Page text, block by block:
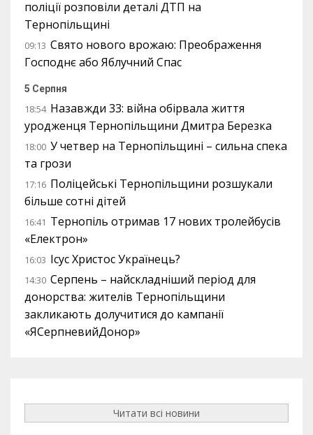
поліції розповіли деталі ДТП на
Тернопільщині
09:13 Свято нового врожаю: Преображення
Господнє або Яблучний Спас
5 Серпня
18:54 Назавжди 33: війна обірвала життя
уродженця Тернопільщини Дмитра Березка
18:00 У четвер на Тернопільщині – сильна спека
та грози
17:16 Поліцейські Тернопільщини розшукали
більше сотні дітей
16:41 Тернопіль отримав 17 нових тролейбусів
«Електрон»
16:03 Ісус Христос Українець?
14:30 Серпень – найскладніший період для
донорства: жителів Тернопільщини
закликають долучитися до кампанії
«ЯСерпневийДонор»
Читати всі новини